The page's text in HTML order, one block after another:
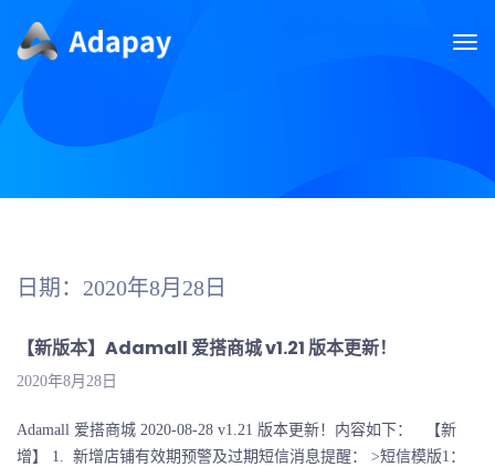
日期：2020年8月28日
【新版本】Adamall 爱搭商城 v1.21 版本更新！
2020年8月28日
Adamall 爱搭商城 2020-08-28 v1.21 版本更新！内容如下： 【新
增】 1. 新增店铺有效期预警及过期短信消息提醒： >短信模版1：